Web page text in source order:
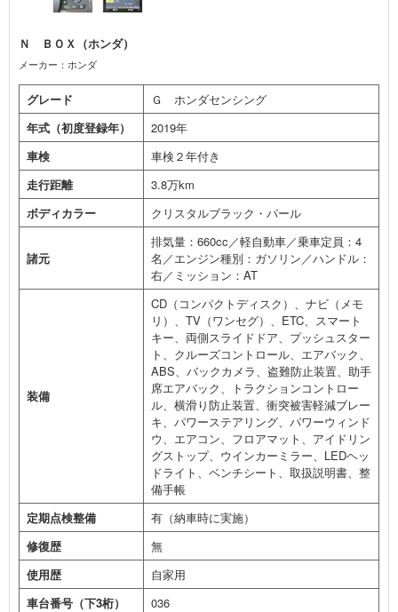
Ｎ ＢＯＸ（ホンダ）
メーカー：ホンダ
グレード
Ｇ ホンダセンシング
年式（初度登録年）
2019年
車検
車検２年付き
走行距離
3.8万km
ボディカラー
クリスタルブラック・パール
諸元
排気量：660cc／軽自動車／乗車定員：4
名／エンジン種別：ガソリン／ハンドル：
右／ミッション：AT
装備
CD（コンパクトディスク）、ナビ（メモ
リ）、TV（ワンセグ）、ETC、スマート
キー、両側スライドドア、プッシュスター
ト、クルーズコントロール、エアバック、
ABS、バックカメラ、盗難防止装置、助手
席エアバック、トラクションコントロー
ル、横滑り防止装置、衝突被害軽減ブレー
キ、パワーステアリング、パワーウィンド
ウ、エアコン、フロアマット、アイドリン
グストップ、ウインカーミラー、LEDヘッ
ドライト、ベンチシート、取扱説明書、整
備手帳
定期点検整備
有（納車時に実施）
修復歴
無
使用歴
自家用
車台番号（下3桁）
036